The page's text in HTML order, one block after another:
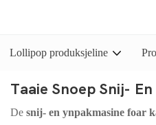
Lollipop produksjeline
Taaie Snoep Snij-
De snij- en ynpakmasine foar